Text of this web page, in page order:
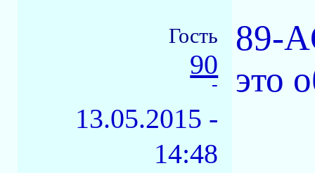
Гость
90
-
13.05.2015 -
14:48
89-
это